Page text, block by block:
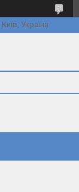
Україна